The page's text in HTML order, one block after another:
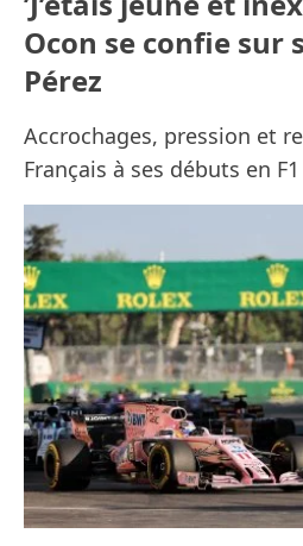
Ocon se confie sur
Pérez
Accrochages, pression et
Français à ses débuts en F1